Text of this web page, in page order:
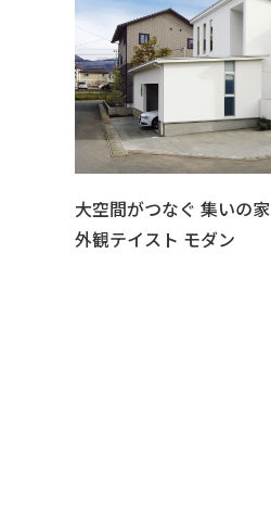
大空間がつなぐ 集いの家
外観テイスト モダン